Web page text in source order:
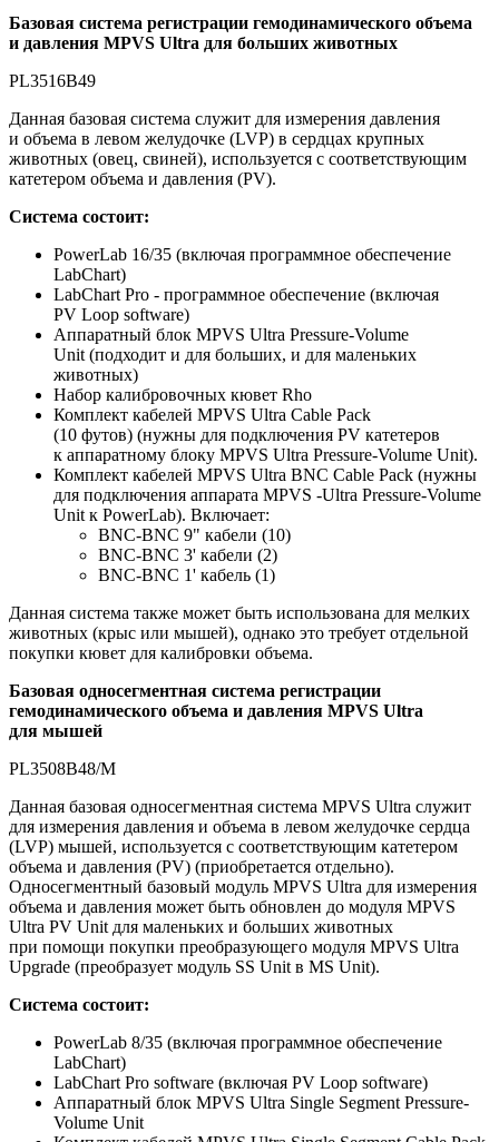
Базовая система регистрации гемодинамического объема
и давления MPVS Ultra для больших животных
PL3516B49
Данная базовая система служит для измерения давления
и объема в левом желудочке (LVP) в сердцах крупных
животных (овец, свиней), используется с соответствующим
катетером объема и давления (PV).
Система состоит:
PowerLab 16/35 (включая программное обеспечение
LabChart)
LabChart Pro - программное обеспечение (включая
PV Loop software)
Аппаратный блок MPVS Ultra Pressure-Volume
Unit (подходит и для больших, и для маленьких
животных)
Набор калибровочных кювет Rho
Комплект кабелей MPVS Ultra Cable Pack
(10 футов) (нужны для подключения PV катетеров
к аппаратному блоку MPVS Ultra Pressure-Volume Unit).
Комплект кабелей MPVS Ultra BNC Cable Pack (нужны
для подключения аппарата MPVS -Ultra Pressure-Volume
Unit к PowerLab). Включает:
BNC-BNC 9" кабели (10)
BNC-BNC 3' кабели (2)
BNC-BNC 1' кабель (1)
Данная система также может быть использована для мелких
животных (крыс или мышей), однако это требует отдельной
покупки кювет для калибровки объема.
Базовая односегментная система регистрации
гемодинамического объема и давления MPVS Ultra
для мышей
PL3508B48/M
Данная базовая односегментная система MPVS Ultra служит
для измерения давления и объема в левом желудочке сердца
(LVP) мышей, используется с соответствующим катетером
объема и давления (PV) (приобретается отдельно).
Односегментный базовый модуль MPVS Ultra для измерения
объема и давления может быть обновлен до модуля MPVS
Ultra PV Unit для маленьких и больших животных
при помощи покупки преобразующего модуля MPVS Ultra
Upgrade (преобразует модуль SS Unit в MS Unit).
Система состоит:
PowerLab 8/35 (включая программное обеспечение
LabChart)
LabChart Pro software (включая PV Loop software)
Аппаратный блок MPVS Ultra Single Segment Pressure-
Volume Unit